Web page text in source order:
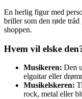
En herlig figur med
briller som den røde
shoppen.
Hvem vil elske
Musikeren: Den
elguitar eller
Musikelskeren:
rock, metal eller